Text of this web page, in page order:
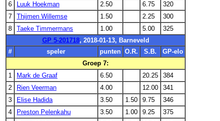
6
Luuk Hoekman 2.50 6.75
320
7
Thijmen Willemse 1.50 2.25
300
8
Taeke Timmermans 1.00 5.00
325
GP 5-201718, 2018-01-13, Barneveld
#
speler punten O.R. S.B.
GP-elo
Groep 7:
1
Mark de Graaf 6.50 20.25
384
2
Rien Veerman 4.00 12.00
341
3
Elise Hadida 3.50 1.50 9.75
346
4
Preston Pelenkahu 3.50 1.00 9.25
375